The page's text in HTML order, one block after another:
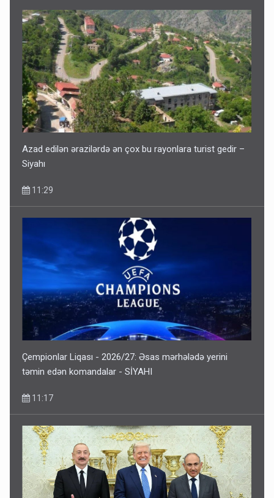
Azad edilən ərazilərdə ən çox bu rayonlara turist gedir –
Siyahı
11:29
Çempionlar Liqası - 2026/27: Əsas mərhələdə yerini
təmin edən komandalar - SİYAHI
11:17